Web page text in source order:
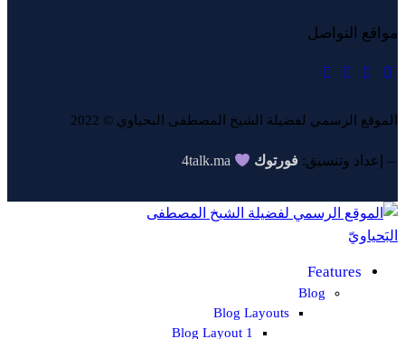
مواقع التواصل
الموقع الرسمي لفضيلة الشيخ المصطفى البحياوي © 2022
– إعداد وتنسيق: فورتوك 4talk.ma
Features
Blog
Blog Layouts
Blog Layout 1